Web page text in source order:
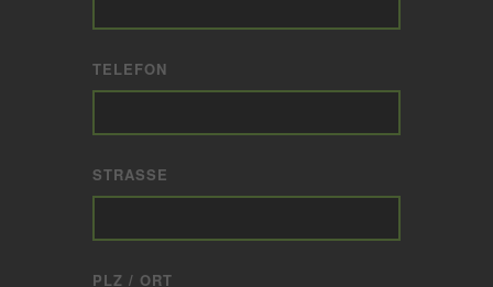
TELEFON
STRASSE
PLZ / ORT